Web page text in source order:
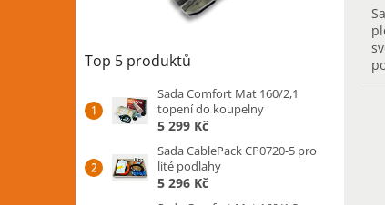
Top 5 produktů
Sada Comfort Mat 160/2,1
topení do koupelny
5 299 Kč
Sada CablePack CP0720-5 pro
lité podlahy
5 296 Kč